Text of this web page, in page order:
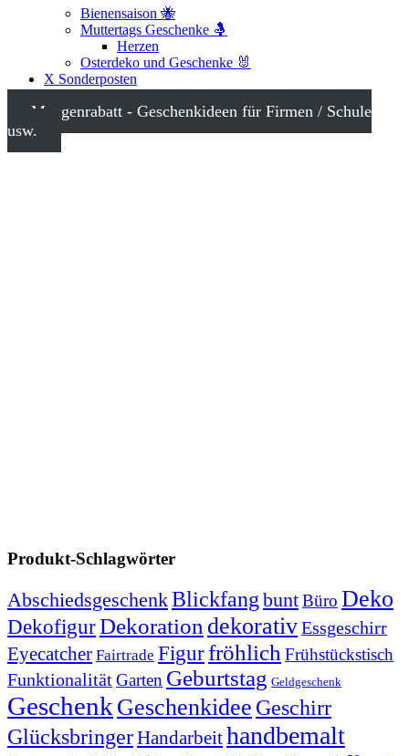
Bienensaison 🐝
Muttertags Geschenke 🤱
Herzen
Osterdeko und Geschenke 🐰
X Sonderposten
Mengenrabatt - Geschenkideen für Firmen / Schule
usw.
Produkt-Schlagwörter
AbschiedsgeschenkBlickfang buntBüro Deko
DekofigurDekoration dekorativEssgeschirr
Eyecatcher Fairtrade Figurfröhlich Frühstückstisch
FunktionalitätGarten Geburtstag Geldgeschenk
Geschenk Geschenkidee Geschirr
GlücksbringerHandarbeithandbemalt